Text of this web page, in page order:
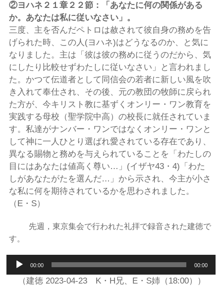
②ヨハネ２１章２２節：「あなたに何の関係がある
か。あなたは私に従いなさい 」。
三度、主を否んだペトロは赦されて彼自身の務めを告
げられた時、この人(ヨハネ)はどうなるのか、と気に
なりました。主は「彼は彼の務めに従うのだから、気
にしたり比較せずわたしに従いなさい」と言われまし
た。かつて伝道者として同信会の若者に新しい風を吹
き入れて奉仕され、その後、元の教団の牧師に戻られ
た方が、今キリスト教に基ずくオンリー・ワン教育を
実践する母校（聖学院中高）の校長に就任されていま
す。私達がナンバー・ワンではなくオンリー・ワンと
して神に一人ひとり選ばれ愛されている存在であり、
異なる賜物と務めを与えられていることを「わたしの
目にはあなたは値高く尊い…」(イザヤ43・4)「わた
しがあなたがたを選んだ…」から示され、今主が小さ
な私に何を期待されているかを思わされました。
（E・S）
先週，東京集会で行われた礼拝で録音された建徳で
す。
00:00 00:00
（建徳 2023-04-23 K・H兄、E・S姉（18:00））